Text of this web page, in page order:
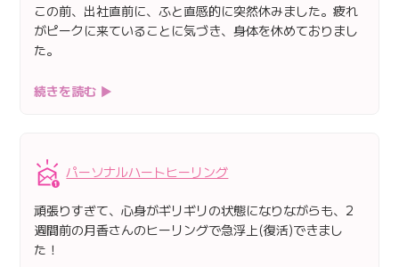
この前、出社直前に、ふと直感的に突然休みました。疲れ
がピークに来ていることに気づき、身体を休めておりまし
た。
続きを読む ▶
パーソナルハートヒーリング
頑張りすぎて、心身がギリギリの状態になりながらも、2
週間前の月香さんのヒーリングで急浮上(復活)できまし
た！